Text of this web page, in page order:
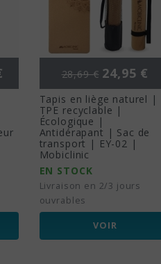
Prix de base
28,69 € Prix
24,95 €
Tapis en liège naturel |
TPE recyclable |
Écologique |
Antidérapant | Sac de
transport | EY-02 |
Mobiclinic
EN STOCK
Livraison en 2/3 jours
ouvrables
VOIR